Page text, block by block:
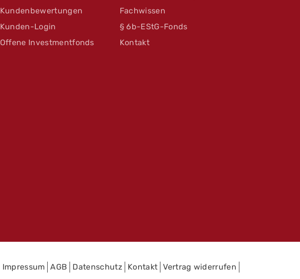
Kundenbewertungen
Fachwissen
Kunden-Login
§ 6b-EStG-Fonds
Offene Investmentfonds Kontakt
Impressum AGB Datenschutz Kontakt Vertrag widerrufen